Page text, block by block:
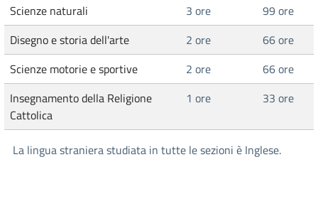
Scienze naturali
3 ore
99 ore
Disegno e storia dell'arte
2 ore
66 ore
Scienze motorie e sportive
2 ore
66 ore
Insegnamento della Religione
Cattolica
1 ore 33 ore
La lingua straniera studiata in tutte le sezioni è Inglese.